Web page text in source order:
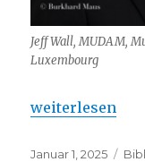
Jeff Wall, MUDAM,
Luxembourg
„Jeff Wall –
weiterlesen
Veröffentlicht
Januar 1, 2025